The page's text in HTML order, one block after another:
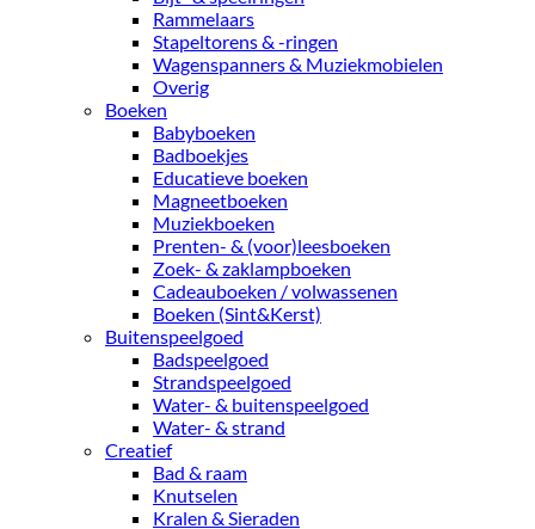
Rammelaars
Stapeltorens & -ringen
Wagenspanners & Muziekmobielen
Overig
Boeken
Babyboeken
Badboekjes
Educatieve boeken
Magneetboeken
Muziekboeken
Prenten- & (voor)leesboeken
Zoek- & zaklampboeken
Cadeauboeken / volwassenen
Boeken (Sint&Kerst)
Buitenspeelgoed
Badspeelgoed
Strandspeelgoed
Water- & buitenspeelgoed
Water- & strand
Creatief
Bad & raam
Knutselen
Kralen & Sieraden